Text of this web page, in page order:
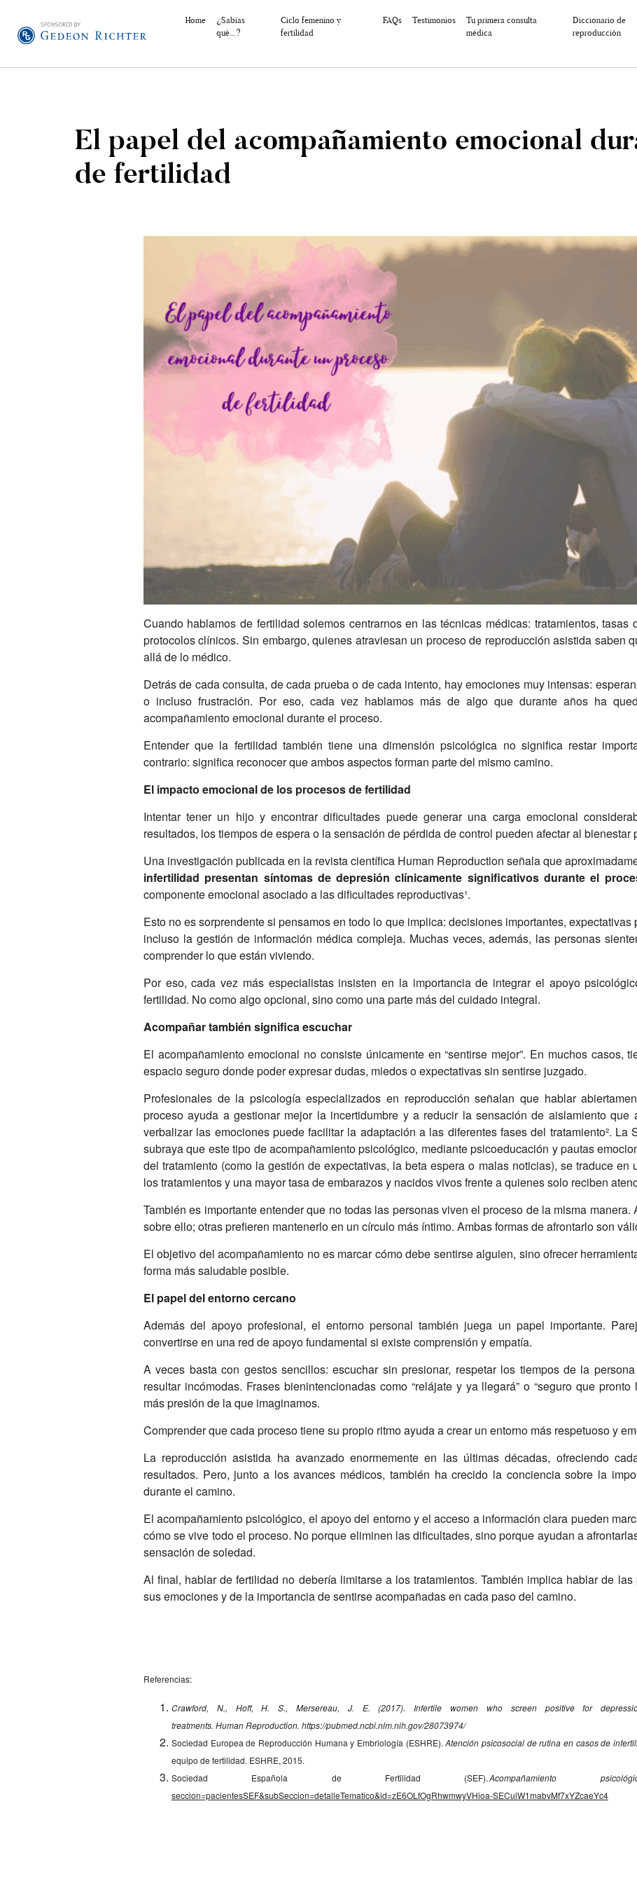
Home
¿Sabías
qué…?
Ciclo femenino y
fertilidad
FAQs Testimonios
Tu primera consulta
médica
Diccionario de
reproducción
El papel del acompañamiento emocional
de fertilidad
Cuando hablamos de fertilidad solemos centrarnos en las técnicas médicas: tratamientos, tasas
protocolos clínicos. Sin embargo, quienes atraviesan un proceso de reproducción asistida saben
allá de lo médico.
Detrás de cada consulta, de cada prueba o de cada intento, hay emociones muy intensas:
o incluso frustración. Por eso, cada vez hablamos más de algo que durante años ha
acompañamiento emocional durante el proceso.
Entender que la fertilidad también tiene una dimensión psicológica no significa restar
contrario: significa reconocer que ambos aspectos forman parte del mismo camino.
El impacto emocional de los procesos de fertilidad
Intentar tener un hijo y encontrar dificultades puede generar una carga emocional
resultados, los tiempos de espera o la sensación de pérdida de control pueden afectar al
Una investigación publicada en la revista científica Human Reproduction señala que
infertilidad presentan síntomas de depresión clínicamente significativos durante el
componente emocional asociado a las dificultades reproductivas¹.
Esto no es sorprendente si pensamos en todo lo que implica: decisiones importantes,
incluso la gestión de información médica compleja. Muchas veces, además, las personas
comprender lo que están viviendo.
Por eso, cada vez más especialistas insisten en la importancia de integrar el apoyo
fertilidad. No como algo opcional, sino como una parte más del cuidado integral.
Acompañar también significa escuchar
El acompañamiento emocional no consiste únicamente en “sentirse mejor”. En muchos casos,
espacio seguro donde poder expresar dudas, miedos o expectativas sin sentirse juzgado.
Profesionales de la psicología especializados en reproducción señalan que hablar
proceso ayuda a gestionar mejor la incertidumbre y a reducir la sensación de aislamiento que
verbalizar las emociones puede facilitar la adaptación a las diferentes fases del tratamiento². La
subraya que este tipo de acompañamiento psicológico, mediante psicoeducación y pautas
del tratamiento (como la gestión de expectativas, la beta espera o malas noticias), se traduce en
los tratamientos y una mayor tasa de embarazos y nacidos vivos frente a quienes solo reciben
También es importante entender que no todas las personas viven el proceso de la misma
sobre ello; otras prefieren mantenerlo en un círculo más íntimo. Ambas formas de afrontarlo son
El objetivo del acompañamiento no es marcar cómo debe sentirse alguien, sino ofrecer
forma más saludable posible.
El papel del entorno cercano
Además del apoyo profesional, el entorno personal también juega un papel importante.
convertirse en una red de apoyo fundamental si existe comprensión y empatía.
A veces basta con gestos sencillos: escuchar sin presionar, respetar los tiempos de la
resultar incómodas. Frases bienintencionadas como “relájate y ya llegará” o “seguro que
más presión de la que imaginamos.
Comprender que cada proceso tiene su propio ritmo ayuda a crear un entorno más respetuoso y
La reproducción asistida ha avanzado enormemente en las últimas décadas, ofreciendo
resultados. Pero, junto a los avances médicos, también ha crecido la conciencia sobre la
durante el camino.
El acompañamiento psicológico, el apoyo del entorno y el acceso a información clara pueden
cómo se vive todo el proceso. No porque eliminen las dificultades, sino porque ayudan a
sensación de soledad.
Al final, hablar de fertilidad no debería limitarse a los tratamientos. También implica hablar de
sus emociones y de la importancia de sentirse acompañadas en cada paso del camino.
Referencias:
Crawford, N., Hoff, H. S., Mersereau, J. E. (2017). Infertile women who screen positive for
treatments. Human Reproduction. https://pubmed.ncbi.nlm.nih.gov/28073974/
Sociedad Europea de Reproducción Humana y Embriología (ESHRE).Atención psicosocial de rutina en casos de
equipo de fertilidad. ESHRE, 2015.
Sociedad Española de Fertilidad (SEF).Acompañamiento
seccion=pacientesSEF&subSeccion=detalleTematico&id=zE6OLfOgRhwmwyVHioa-SECulW1mabvMf7xYZcaeYc4